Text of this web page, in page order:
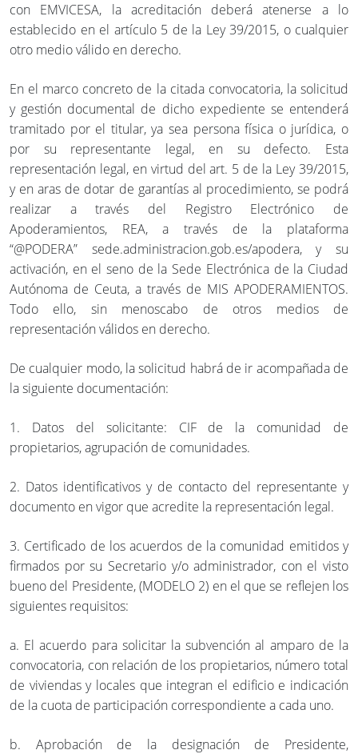
con EMVICESA, la acreditación deberá atenerse a lo
establecido en el artículo 5 de la Ley 39/2015, o cualquier
otro medio válido en derecho.
En el marco concreto de la citada convocatoria, la solicitud
y gestión documental de dicho expediente se entenderá
tramitado por el titular, ya sea persona física o jurídica, o
por su representante legal, en su defecto. Esta
representación legal, en virtud del art. 5 de la Ley 39/2015,
y en aras de dotar de garantías al procedimiento, se podrá
realizar a través del Registro Electrónico de
Apoderamientos, REA, a través de la plataforma
“@PODERA” sede.administracion.gob.es/apodera, y su
activación, en el seno de la Sede Electrónica de la Ciudad
Autónoma de Ceuta, a través de MIS APODERAMIENTOS.
Todo ello, sin menoscabo de otros medios de
representación válidos en derecho.
De cualquier modo, la solicitud habrá de ir acompañada de
la siguiente documentación:
1. Datos del solicitante: CIF de la comunidad de
propietarios, agrupación de comunidades.
2. Datos identificativos y de contacto del representante y
documento en vigor que acredite la representación legal.
3. Certificado de los acuerdos de la comunidad emitidos y
firmados por su Secretario y/o administrador, con el visto
bueno del Presidente, (MODELO 2) en el que se reflejen los
siguientes requisitos:
a. El acuerdo para solicitar la subvención al amparo de la
convocatoria, con relación de los propietarios, número total
de viviendas y locales que integran el edificio e indicación
de la cuota de participación correspondiente a cada uno.
b. Aprobación de la designación de Presidente,